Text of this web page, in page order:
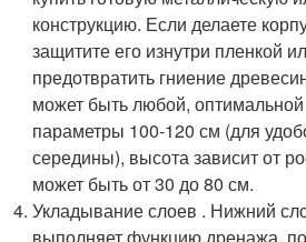
конструкцию. Если делаете
защитите его изнутри пленкой
предотвратить гниение
может быть любой,
параметры 100-120 см (для
середины), высота зависит от
может быть от 30 до 80 см.
Укладывание слоев . Нижний
выполняет функцию дренажа,